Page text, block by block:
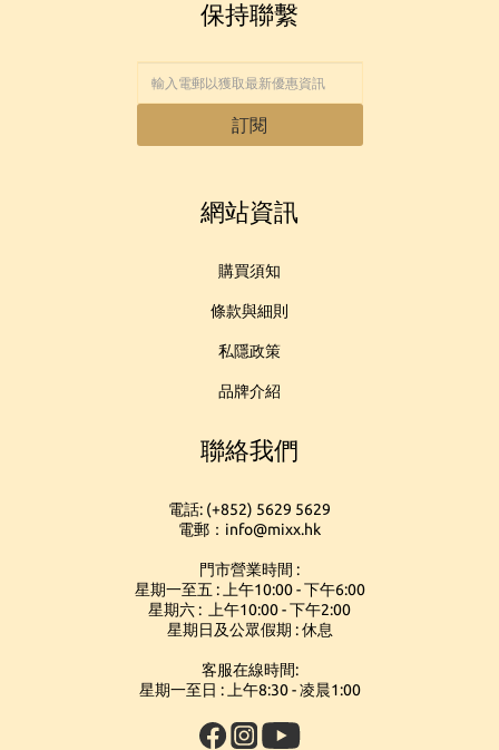
保持聯繫
訂閱
網站資訊
購買須知
條款與細則
私隱政策
品牌介紹
聯絡我們
電話: (+852) 5629 5629
電郵：info@mixx.hk
門市營業時間 :
星期一至五 : 上午10:00 - 下午6:00
星期六 : 上午10:00 - 下午2:00
星期日及公眾假期 : 休息
客服在線時間:
星期一至日 : 上午8:30 - 凌晨1:00